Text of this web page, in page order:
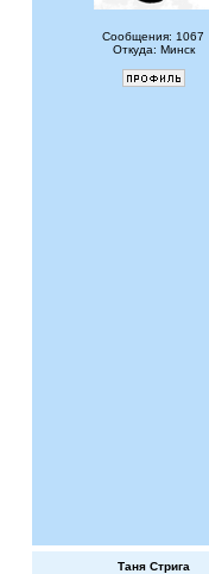
Сообщения: 1067
Откуда: Минск
Таня Стрига